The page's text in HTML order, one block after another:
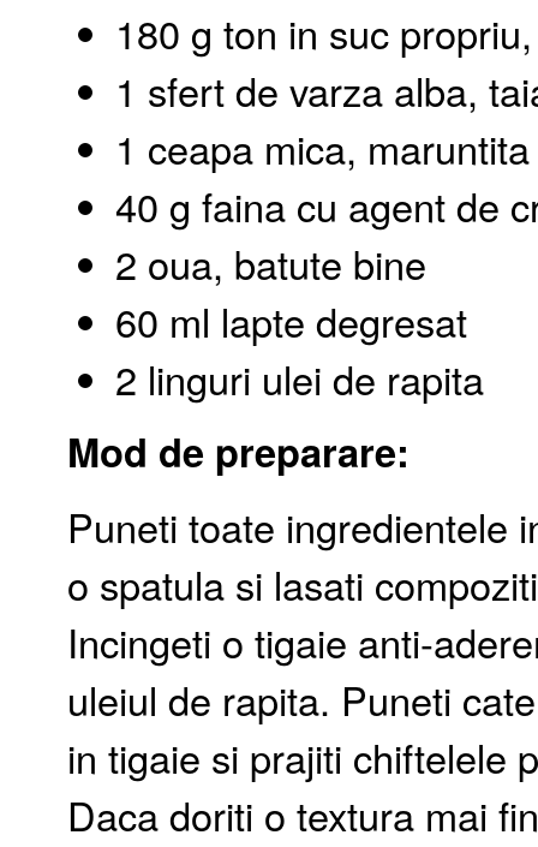
180 g ton in suc
1 sfert de varza alba,
1 ceapa mica, maruntita
40 g faina cu agent de
2 oua, batute bine
60 ml lapte degresat
2 linguri ulei de rapita
Mod de preparare:
Puneti toate ingredientele
o spatula si lasati
Incingeti o tigaie anti-
uleiul de rapita. Puneti
in tigaie si prajiti chiftelele
Daca doriti o textura mai